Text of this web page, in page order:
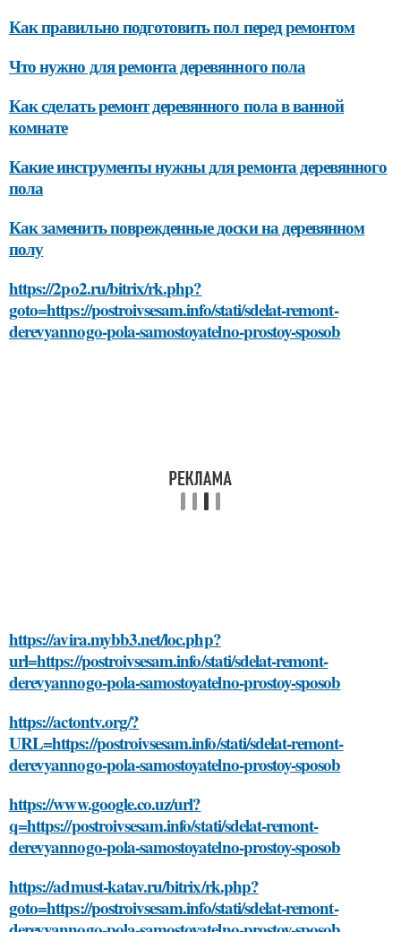
Как правильно подготовить пол перед ремонтом
Что нужно для ремонта деревянного пола
Как сделать ремонт деревянного пола в ванной
комнате
Какие инструменты нужны для ремонта деревянного
пола
Как заменить поврежденные доски на деревянном
полу
https://2po2.ru/bitrix/rk.php?
goto=https://postroivsesam.info/stati/sdelat-remont-
derevyannogo-pola-samostoyatelno-prostoy-sposob
https://avira.mybb3.net/loc.php?
url=https://postroivsesam.info/stati/sdelat-remont-
derevyannogo-pola-samostoyatelno-prostoy-sposob
https://actontv.org/?
URL=https://postroivsesam.info/stati/sdelat-remont-
derevyannogo-pola-samostoyatelno-prostoy-sposob
https://www.google.co.uz/url?
q=https://postroivsesam.info/stati/sdelat-remont-
derevyannogo-pola-samostoyatelno-prostoy-sposob
https://admust-katav.ru/bitrix/rk.php?
goto=https://postroivsesam.info/stati/sdelat-remont-